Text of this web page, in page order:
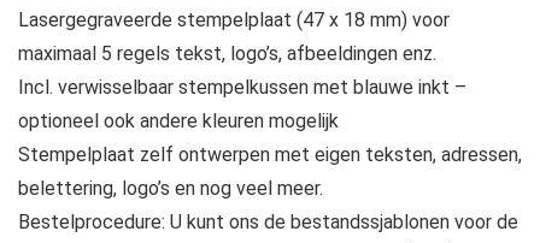
Lasergegraveerde stempelplaat (47 x 18 mm) voor
maximaal 5 regels tekst, logo’s, afbeeldingen enz.
Incl. verwisselbaar stempelkussen met blauwe inkt –
optioneel ook andere kleuren mogelijk
Stempelplaat zelf ontwerpen met eigen teksten, adressen,
belettering, logo’s en nog veel meer.
Bestelprocedure: U kunt ons de bestandssjablonen voor de